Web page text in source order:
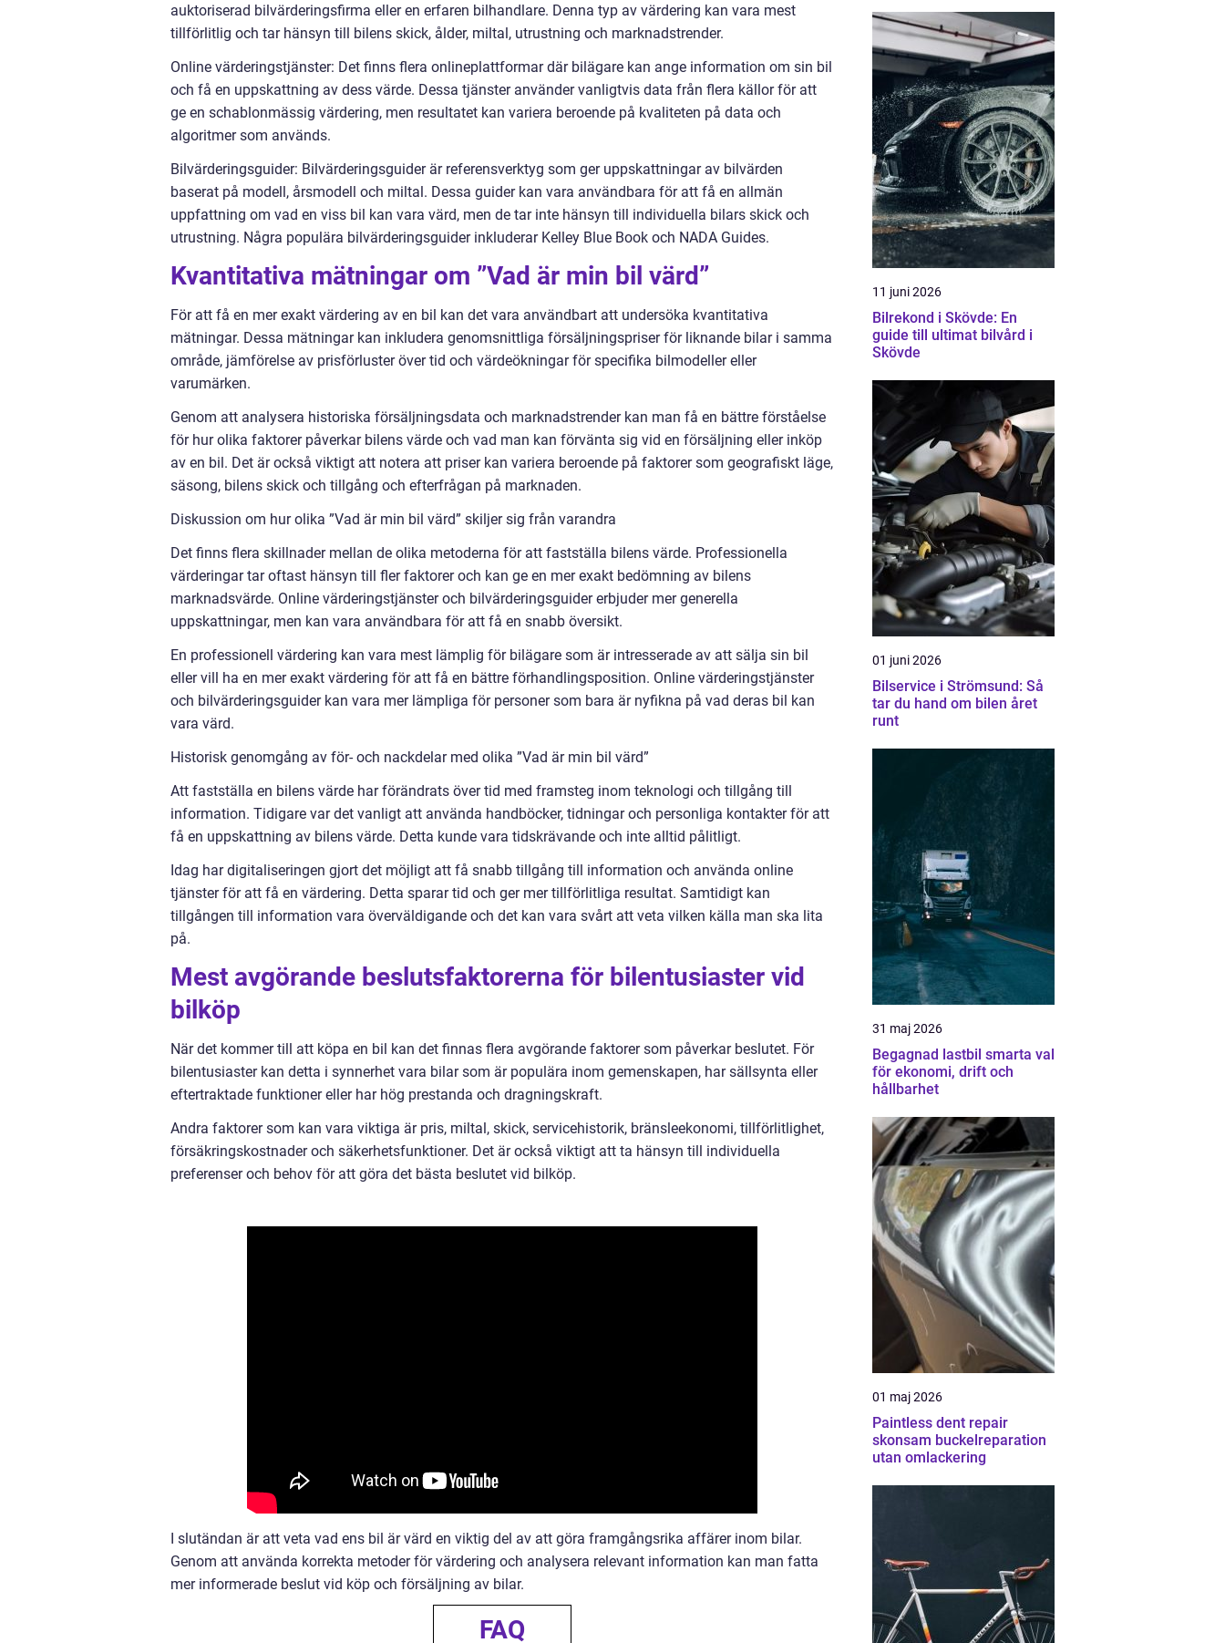
auktoriserad bilvärderingsfirma eller en erfaren bilhandlare. Denna typ av värdering kan vara mest
tillförlitlig och tar hänsyn till bilens skick, ålder, miltal, utrustning och marknadstrender.
Online värderingstjänster: Det finns flera onlineplattformar där bilägare kan ange information om sin bil
och få en uppskattning av dess värde. Dessa tjänster använder vanligtvis data från flera källor för att
ge en schablonmässig värdering, men resultatet kan variera beroende på kvaliteten på data och
algoritmer som används.
Bilvärderingsguider: Bilvärderingsguider är referensverktyg som ger uppskattningar av bilvärden
baserat på modell, årsmodell och miltal. Dessa guider kan vara användbara för att få en allmän
uppfattning om vad en viss bil kan vara värd, men de tar inte hänsyn till individuella bilars skick och
utrustning. Några populära bilvärderingsguider inkluderar Kelley Blue Book och NADA Guides.
Kvantitativa mätningar om ”Vad är min bil värd”
För att få en mer exakt värdering av en bil kan det vara användbart att undersöka kvantitativa
mätningar. Dessa mätningar kan inkludera genomsnittliga försäljningspriser för liknande bilar i samma
område, jämförelse av prisförluster över tid och värdeökningar för specifika bilmodeller eller
varumärken.
Genom att analysera historiska försäljningsdata och marknadstrender kan man få en bättre förståelse
för hur olika faktorer påverkar bilens värde och vad man kan förvänta sig vid en försäljning eller inköp
av en bil. Det är också viktigt att notera att priser kan variera beroende på faktorer som geografiskt läge,
säsong, bilens skick och tillgång och efterfrågan på marknaden.
Diskussion om hur olika ”Vad är min bil värd” skiljer sig från varandra
Det finns flera skillnader mellan de olika metoderna för att fastställa bilens värde. Professionella
värderingar tar oftast hänsyn till fler faktorer och kan ge en mer exakt bedömning av bilens
marknadsvärde. Online värderingstjänster och bilvärderingsguider erbjuder mer generella
uppskattningar, men kan vara användbara för att få en snabb översikt.
En professionell värdering kan vara mest lämplig för bilägare som är intresserade av att sälja sin bil
eller vill ha en mer exakt värdering för att få en bättre förhandlingsposition. Online värderingstjänster
och bilvärderingsguider kan vara mer lämpliga för personer som bara är nyfikna på vad deras bil kan
vara värd.
Historisk genomgång av för- och nackdelar med olika ”Vad är min bil värd”
Att fastställa en bilens värde har förändrats över tid med framsteg inom teknologi och tillgång till
information. Tidigare var det vanligt att använda handböcker, tidningar och personliga kontakter för att
få en uppskattning av bilens värde. Detta kunde vara tidskrävande och inte alltid pålitligt.
Idag har digitaliseringen gjort det möjligt att få snabb tillgång till information och använda online
tjänster för att få en värdering. Detta sparar tid och ger mer tillförlitliga resultat. Samtidigt kan
tillgången till information vara överväldigande och det kan vara svårt att veta vilken källa man ska lita
på.
Mest avgörande beslutsfaktorerna för bilentusiaster vid
bilköp
När det kommer till att köpa en bil kan det finnas flera avgörande faktorer som påverkar beslutet. För
bilentusiaster kan detta i synnerhet vara bilar som är populära inom gemenskapen, har sällsynta eller
eftertraktade funktioner eller har hög prestanda och dragningskraft.
Andra faktorer som kan vara viktiga är pris, miltal, skick, servicehistorik, bränsleekonomi, tillförlitlighet,
försäkringskostnader och säkerhetsfunktioner. Det är också viktigt att ta hänsyn till individuella
preferenser och behov för att göra det bästa beslutet vid bilköp.
I slutändan är att veta vad ens bil är värd en viktig del av att göra framgångsrika affärer inom bilar.
Genom att använda korrekta metoder för värdering och analysera relevant information kan man fatta
mer informerade beslut vid köp och försäljning av bilar.
FAQ
11 juni 2026
Bilrekond i Skövde: En
guide till ultimat bilvård i
Skövde
01 juni 2026
Bilservice i Strömsund: Så
tar du hand om bilen året
runt
31 maj 2026
Begagnad lastbil smarta val
för ekonomi, drift och
hållbarhet
01 maj 2026
Paintless dent repair
skonsam buckelreparation
utan omlackering